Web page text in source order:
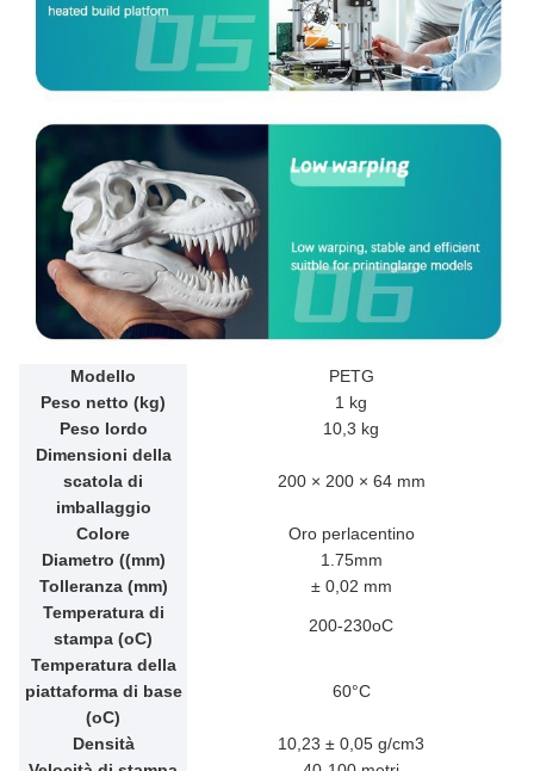
Modello
PETG
Peso netto (kg)
1 kg
Peso lordo
10,3 kg
Dimensioni della
scatola di
imballaggio
200 × 200 × 64 mm
Colore
Oro perlacentino
Diametro ((mm)
1.75mm
Tolleranza (mm)
± 0,02 mm
Temperatura di
stampa (oC)
200-230oC
Temperatura della
piattaforma di base
(oC)
60°C
Densità
10,23 ± 0,05 g/cm3